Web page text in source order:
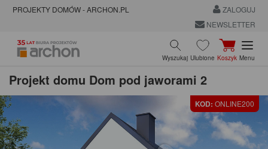
PROJEKTY DOMÓW - ARCHON.PL
ZALOGUJ
NEWSLETTER
Wyszukaj Ulubione Koszyk Menu
Projekt domu Dom pod jaworami 2
KOD: ONLINE200